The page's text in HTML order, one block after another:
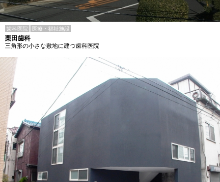
歯科医院 医療・福祉施設
栗田歯科
三角形の小さな敷地に建つ歯科医院